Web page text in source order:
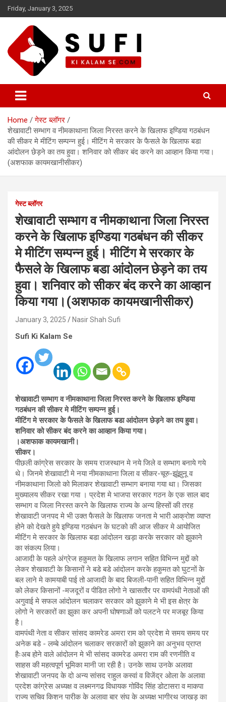
Skip
to
Friday, January 3, 2025
सूफी की कलम से
Home
गेस्ट ब्लॉगर
शेखावाटी सम्भाग व नीमकाथाना जिला निरस्त करने के खिलाफ इण्डिया गठबंधन
की सीकर मे मीटिंग सम्पन्न हुई। मीटिंग मे सरकार के फैसले के खिलाफ बडा
आंदोलन छेड़ने का तय हुवा। शनिवार को सीकर बंद करने का आव्हान किया गया।
(अशफाक कायमखानीसीकर)
गेस्ट ब्लॉगर
शेखावाटी सम्भाग व नीमकाथाना जिला निरस्त
करने के खिलाफ इण्डिया गठबंधन की सीकर
मे मीटिंग सम्पन्न हुई। मीटिंग मे सरकार के
फैसले के खिलाफ बडा आंदोलन छेड़ने का तय
हुवा। शनिवार को सीकर बंद करने का आव्हान
किया गया।(अशफाक कायमखानीसीकर)
January 3, 2025 Nasir Shah Sufi
Sufi Ki Kalam Se
शेखावाटी सम्भाग व नीमकाथाना जिला निरस्त करने के खिलाफ इण्डिया
गठबंधन की सीकर मे मीटिंग सम्पन्न हुई।
मीटिंग मे सरकार के फैसले के खिलाफ बडा आंदोलन छेड़ने का तय हुवा।
शनिवार को सीकर बंद करने का आव्हान किया गया।
।अशफाक कायमखानी।
सीकर।
पीछली कांग्रेस सरकार के समय राजस्थान मे नये जिले व सम्भाग बनाये गये
थे। जिनमे शेखावाटी मे नया नीमकाथाना जिला व सीकर-चूरु-झूंझुनू व
नीमकाथाना जिलो को मिलाकर शेखावाटी सम्भाग बनाया गया था। जिसका
मुख्यालय सीकर रखा गया । प्रदेश मे भाजपा सरकार गठन के एक साल बाद
सम्भाग व जिला निरस्त करने के खिलाफ राज्य के अन्य हिस्सों की तरह
शेखावाटी जनपद मे भी उक्त फैसले के खिलाफ जनता मे भारी आक्रोश व्याप्त
होने को देखते हुये इण्डिया गठबंधन के घटको की आज सीकर मे आयोजित
मीटिंग मे सरकार के खिलाफ बडा आंदोलन खड़ा करके सरकार को झुकाने
का संकल्प लिया।
आजादी के पहले अंग्रेज हकुमत के खिलाफ लगान सहित विभिन्न मुद्दों को
लेकर शेखावाटी के किसानों ने बडे बडे आंदोलन करके हकुमत को घुटनों के
बल लाने मे कामयाबी पाई तो आजादी के बाद बिजली-पानी सहित विभिन्न मुद्दों
को लेकर किसानों -मजदूरों व पीडित लोगो ने खासतौर पर वामपंथी नेताओं की
अगुवाई मे सफल आंदोलन चलाकर सरकार को झुकाने मे भी इस क्षेत्र के
लोगो ने सरकारों का झुका कर अपनी घोषणाओं को पलटने पर मजबूर किया
है।
वामपंथी नेता व सीकर सांसद कामरेड अमरा राम को प्रदेश मे समय समय पर
अनेक बडे - लम्बे आंदोलन चलाकर सरकारों को झुकाने का अनुभव प्राप्त
हैःअब होने वाले आंदोलन मे भी सांसद कामरेड अमरा राम की रणनीति व
साहस की महत्वपूर्ण भूमिका मानी जा रही है। उनके साथ उनके अलावा
शेखावाटी जनपद के दो अन्य सांसद राहुल कस्वां व विजेंद्र ओला के अलावा
प्रदेश कांग्रेस अध्यक्ष व लक्ष्मनगढ विधायक गोविंद सिंह डोटासरा व माकपा
राज्य सचिव किशन पारीक के अलावा बार संघ के अध्यक्ष भागीरथ जाखड़ का